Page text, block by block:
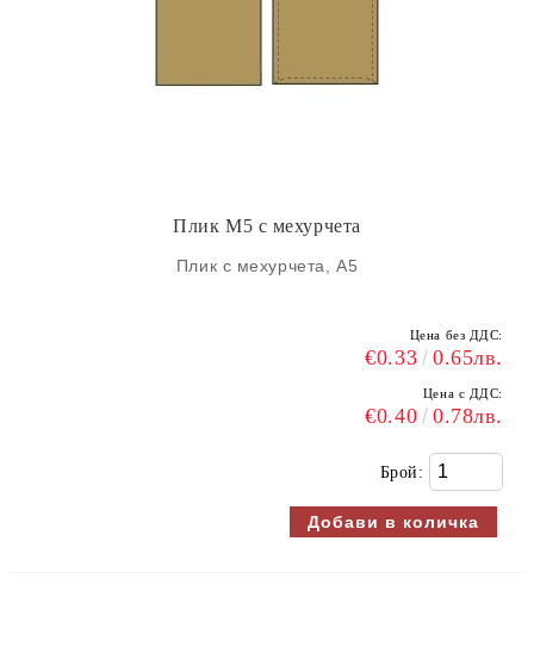
Плик М5 с мехурчета
Плик с мехурчета, А5
Цена без ДДС:
€0.33 0.65лв.
Цена с ДДС:
€0.40 0.78лв.
Брой: